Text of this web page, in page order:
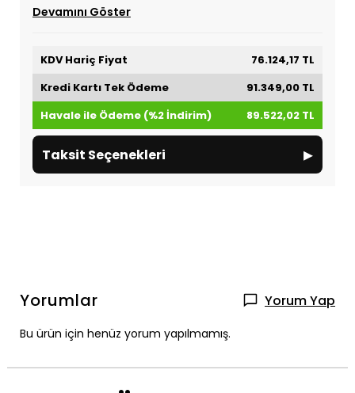
Devamını Göster
KDV Hariç Fiyat
76.124,17 TL
Kredi Kartı Tek Ödeme
91.349,00 TL
Havale ile Ödeme (%2 İndirim)
89.522,02 TL
Taksit Seçenekleri ▸
Yorumlar Yorum Yap
Bu ürün için henüz yorum yapılmamış.